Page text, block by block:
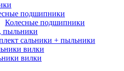
подшипники
Колесные подшипники
пыльники
сальники + пыльники
вилки
вилки